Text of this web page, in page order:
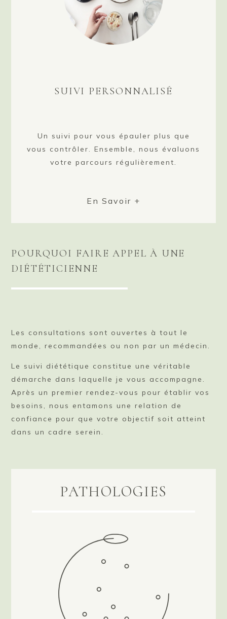
SUIVI PERSONNALISÉ
Un suivi pour vous épauler plus que
vous contrôler. Ensemble, nous évaluons
votre parcours régulièrement.
En Savoir +
POURQUOI FAIRE APPEL À UNE
DIÉTÉTICIENNE
Les consultations sont ouvertes à tout le
monde, recommandées ou non par un médecin.
Le suivi diététique constitue une véritable
démarche dans laquelle je vous accompagne.
Après un premier rendez-vous pour établir vos
besoins, nous entamons une relation de
confiance pour que votre objectif soit atteint
dans un cadre serein.
PATHOLOGIES